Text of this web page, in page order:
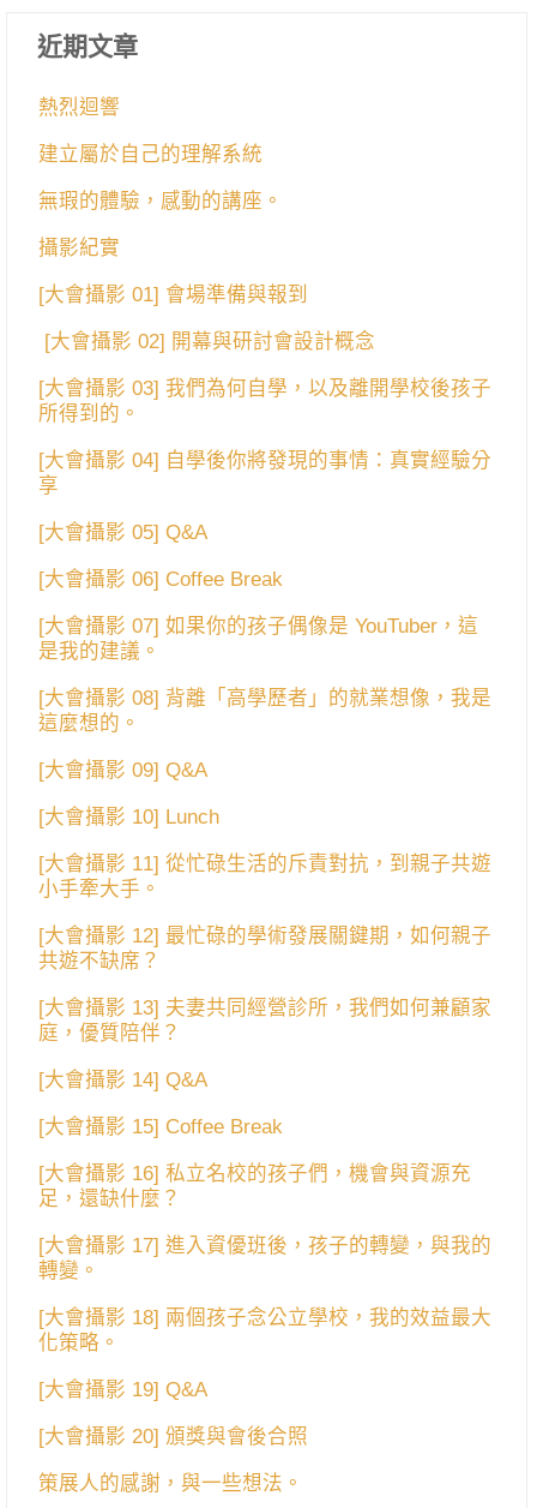
近期文章
熱烈迴響
建立屬於自己的理解系統
無瑕的體驗，感動的講座。
攝影紀實
[大會攝影 01] 會場準備與報到
[大會攝影 02] 開幕與研討會設計概念
[大會攝影 03] 我們為何自學，以及離開學校後孩子
所得到的。
[大會攝影 04] 自學後你將發現的事情：真實經驗分
享
[大會攝影 05] Q&A
[大會攝影 06] Coffee Break
[大會攝影 07] 如果你的孩子偶像是 YouTuber，這
是我的建議。
[大會攝影 08] 背離「高學歷者」的就業想像，我是
這麼想的。
[大會攝影 09] Q&A
[大會攝影 10] Lunch
[大會攝影 11] 從忙碌生活的斥責對抗，到親子共遊
小手牽大手。
[大會攝影 12] 最忙碌的學術發展關鍵期，如何親子
共遊不缺席？
[大會攝影 13] 夫妻共同經營診所，我們如何兼顧家
庭，優質陪伴？
[大會攝影 14] Q&A
[大會攝影 15] Coffee Break
[大會攝影 16] 私立名校的孩子們，機會與資源充
足，還缺什麼？
[大會攝影 17] 進入資優班後，孩子的轉變，與我的
轉變。
[大會攝影 18] 兩個孩子念公立學校，我的效益最大
化策略。
[大會攝影 19] Q&A
[大會攝影 20] 頒獎與會後合照
策展人的感謝，與一些想法。